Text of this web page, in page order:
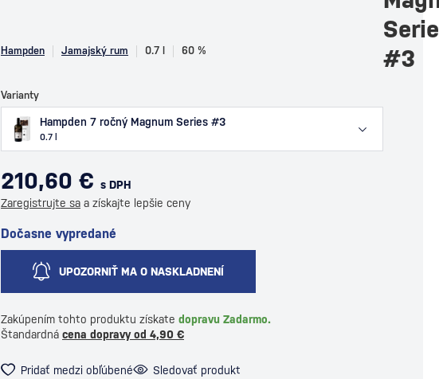
Hampden Jamajský rum 0.7 l 60 %
#3
Varianty
Hampden 7 ročný Magnum Series #3
0.7 l
210,60 € s DPH
Zaregistrujte sa a získajte lepšie ceny
Dočasne vypredané
UPOZORNIŤ MA O NASKLADNENÍ
Zakúpením tohto produktu získate dopravu Zadarmo.
Štandardná cena dopravy od 4,90 €
Pridať medzi obľúbené Sledovať produkt